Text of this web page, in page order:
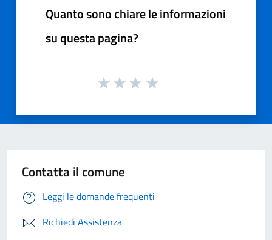
Quanto sono chiare le informazioni
su questa pagina?
Contatta il comune
Leggi le domande frequenti
Richiedi Assistenza